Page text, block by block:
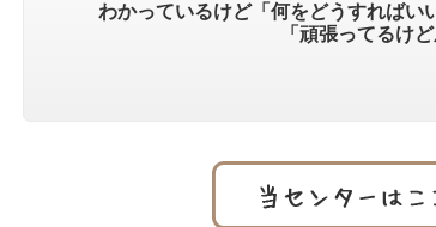
わかっているけど「何をどうすればい
「頑張ってるけ